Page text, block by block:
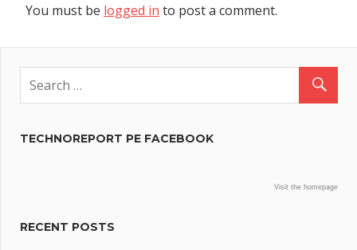
You must be logged in to post a comment.
TECHNOREPORT PE FACEBOOK
Visit the homepage
RECENT POSTS